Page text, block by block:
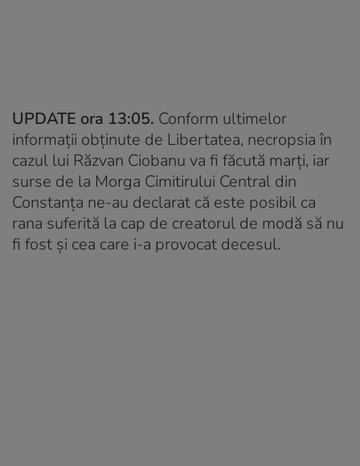
UPDATE ora 13:05. Conform ultimelor
informații obținute de Libertatea, necropsia în
cazul lui Răzvan Ciobanu va fi făcută marți, iar
surse de la Morga Cimitirului Central din
Constanța ne-au declarat că este posibil ca
rana suferită la cap de creatorul de modă să nu
fi fost și cea care i-a provocat decesul.